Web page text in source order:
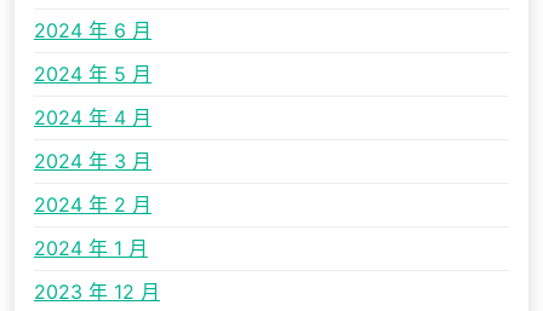
2024 年 6 月
2024 年 5 月
2024 年 4 月
2024 年 3 月
2024 年 2 月
2024 年 1 月
2023 年 12 月